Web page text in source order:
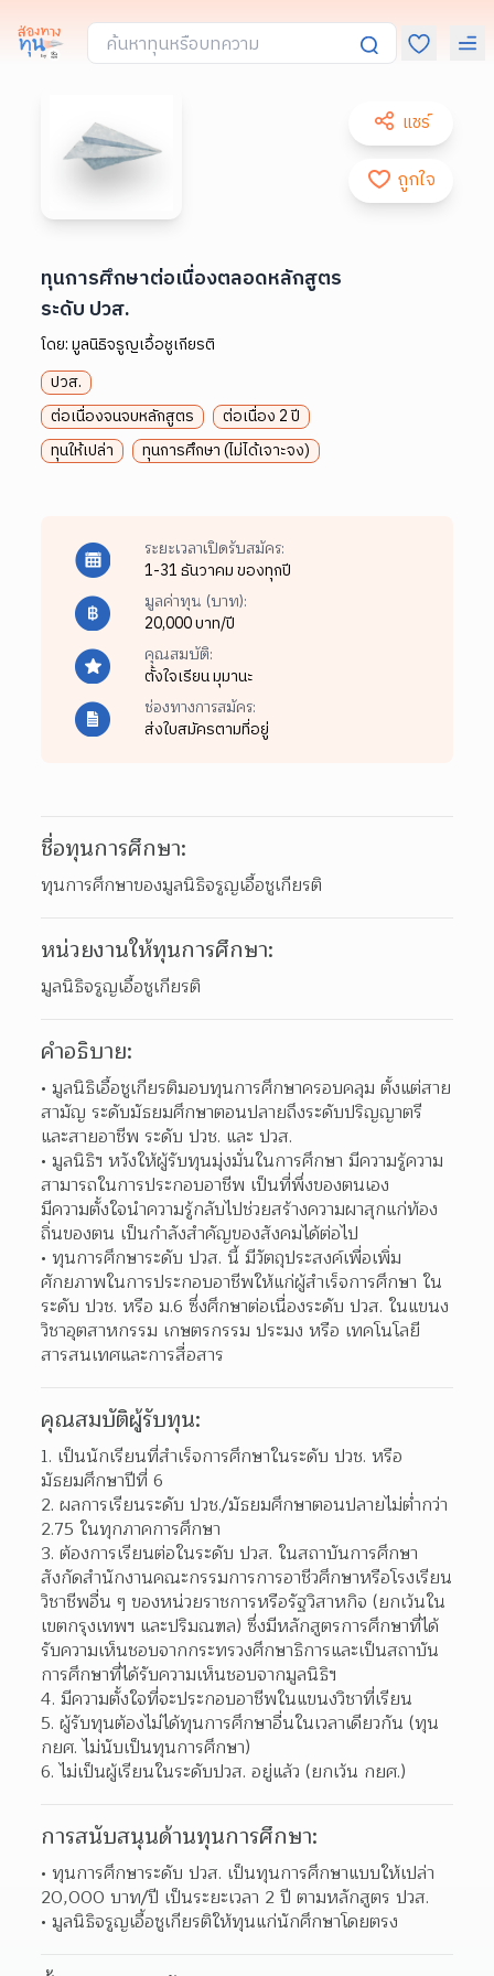
แชร์
ถูกใจ
ทุนการศึกษาต่อเนื่องตลอดหลักสูตร
ระดับ ปวส.
โดย:มูลนิธิจรูญเอื้อชูเกียรติ
ปวส.
ต่อเนื่องจนจบหลักสูตร
ต่อเนื่อง 2 ปี
ทุนให้เปล่า
ทุนการศึกษา (ไม่ได้เจาะจง)
ระยะเวลาเปิดรับสมัคร:
1-31 ธันวาคม ของทุกปี
มูลค่าทุน (บาท):
20,000 บาท/ปี
คุณสมบัติ:
ตั้งใจเรียน มุมานะ
ช่องทางการสมัคร:
ส่งใบสมัครตามที่อยู่
ชื่อทุนการศึกษา:
ทุนการศึกษาของมูลนิธิจรูญเอื้อชูเกียรติ
หน่วยงานให้ทุนการศึกษา:
มูลนิธิจรูญเอื้อชูเกียรติ
คำอธิบาย:
มูลนิธิเอื้อชูเกียรติมอบทุนการศึกษาครอบคลุม ตั้งแต่สาย
สามัญ ระดับมัธยมศึกษาตอนปลายถึงระดับปริญญาตรี
และสายอาชีพ ระดับ ปวช. และ ปวส.
มูลนิธิฯ หวังให้ผู้รับทุนมุ่งมั่นในการศึกษา มีความรู้ความ
สามารถในการประกอบอาชีพ เป็นที่พึ่งของตนเอง
มีความตั้งใจนำความรู้กลับไปช่วยสร้างความผาสุกแก่ท้อง
ถิ่นของตน เป็นกำลังสำคัญของสังคมได้ต่อไป
ทุนการศึกษาระดับ ปวส. นี้ มีวัตถุประสงค์เพื่อเพิ่ม
ศักยภาพในการประกอบอาชีพให้แก่ผู้สำเร็จการศึกษา ใน
ระดับ ปวช. หรือ ม.6 ซึ่งศึกษาต่อเนื่องระดับ ปวส. ในแขนง
วิชาอุตสาหกรรม เกษตรกรรม ประมง หรือ เทคโนโลยี
สารสนเทศและการสื่อสาร
คุณสมบัติผู้รับทุน:
1. เป็นนักเรียนที่สำเร็จการศึกษาในระดับ ปวช. หรือ
มัธยมศึกษาปีที่ 6
2. ผลการเรียนระดับ ปวช./มัธยมศึกษาตอนปลายไม่ต่ำกว่า
2.75 ในทุกภาคการศึกษา
3. ต้องการเรียนต่อในระดับ ปวส. ในสถาบันการศึกษา
สังกัดสำนักงานคณะกรรมการการอาชีวศึกษาหรือโรงเรียน
วิชาชีพอื่น ๆ ของหน่วยราชการหรือรัฐวิสาหกิจ (ยกเว้นใน
เขตกรุงเทพฯ และปริมณฑล) ซึ่งมีหลักสูตรการศึกษาที่ได้
รับความเห็นชอบจากกระทรวงศึกษาธิการและเป็นสถาบัน
การศึกษาที่ได้รับความเห็นชอบจากมูลนิธิฯ
4. มีความตั้งใจที่จะประกอบอาชีพในแขนงวิชาที่เรียน
5. ผู้รับทุนต้องไม่ได้ทุนการศึกษาอื่นในเวลาเดียวกัน (ทุน
กยศ. ไม่นับเป็นทุนการศึกษา)
6. ไม่เป็นผู้เรียนในระดับปวส. อยู่แล้ว (ยกเว้น กยศ.)
การสนับสนุนด้านทุนการศึกษา:
ทุนการศึกษาระดับ ปวส. เป็นทุนการศึกษาแบบให้เปล่า
20,000 บาท/ปี เป็นระยะเวลา 2 ปี ตามหลักสูตร ปวส.
มูลนิธิจรูญเอื้อชูเกียรติให้ทุนแก่นักศึกษาโดยตรง